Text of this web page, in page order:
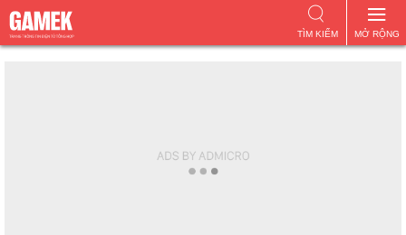
MỞ RỘNG
TÌM KIẾM